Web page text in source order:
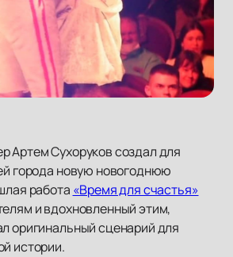
Артем Сухоруков создал для
города новую новогоднюю
работа «Время для счастья»
и вдохновленный этим,
оригинальный сценарий для
истории.